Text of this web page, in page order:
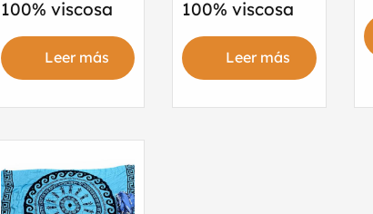
100% viscosa
Leer más
100% viscosa
Leer más